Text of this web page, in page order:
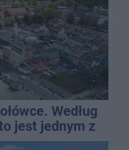
Według
jest jednym z